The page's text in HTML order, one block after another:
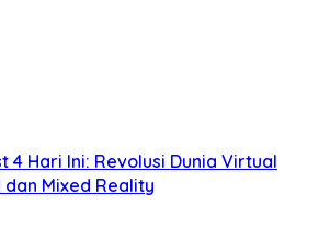
4 Hari Ini: Revolusi Dunia Virtual
Mixed Reality